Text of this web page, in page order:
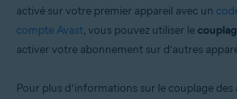
activé sur votre premier appareil avec un
compte Avast, vous pouvez utiliser le
activer votre abonnement sur d’autres
Pour plus d’informations sur le couplage des